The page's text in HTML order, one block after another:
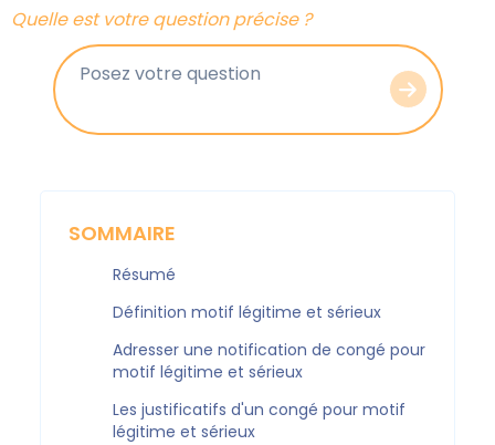
Quelle est votre question précise ?
SOMMAIRE
Résumé
Définition motif légitime et sérieux
Adresser une notification de congé pour
motif légitime et sérieux
Les justificatifs d'un congé pour motif
légitime et sérieux